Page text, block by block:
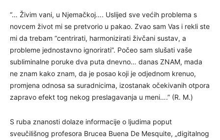
“… Živim vani, u Njemačkoj…. Uslijed sve većih problema s
novcem život mi se pretvorio u pakao. Zvao sam Vas i rekli ste
mi da trebam “centrirati, harmonizirati živčani sustav, a
probleme jednostavno ignorirati”. Počeo sam slušati vaše
subliminalne poruke dva puta dnevno… danas ZNAM, mada
ne znam kako znam, da je posao koji je odjednom krenuo,
promjena odnosa sa suradnicima, izostanak očekivanih otpora
zapravo efekt tog nekog preslagavanja u meni….” (R. M.)
S ruba znanosti dolaze informacije o ljudima poput
sveučilišnog profesora Brucea Buena De Mesquite, „digitalnog